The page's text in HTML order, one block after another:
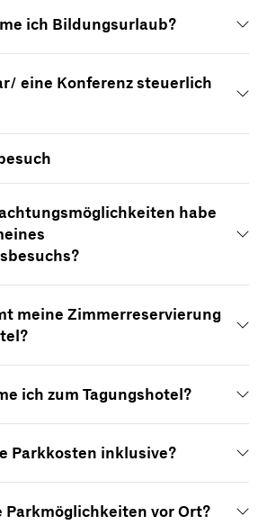
ich Bildungsurlaub?
eine Konferenz steuerlich
habe
meine Zimmerreservierung
ich zum Tagungshotel?
Parkkosten inklusive?
Parkmöglichkeiten vor Ort?